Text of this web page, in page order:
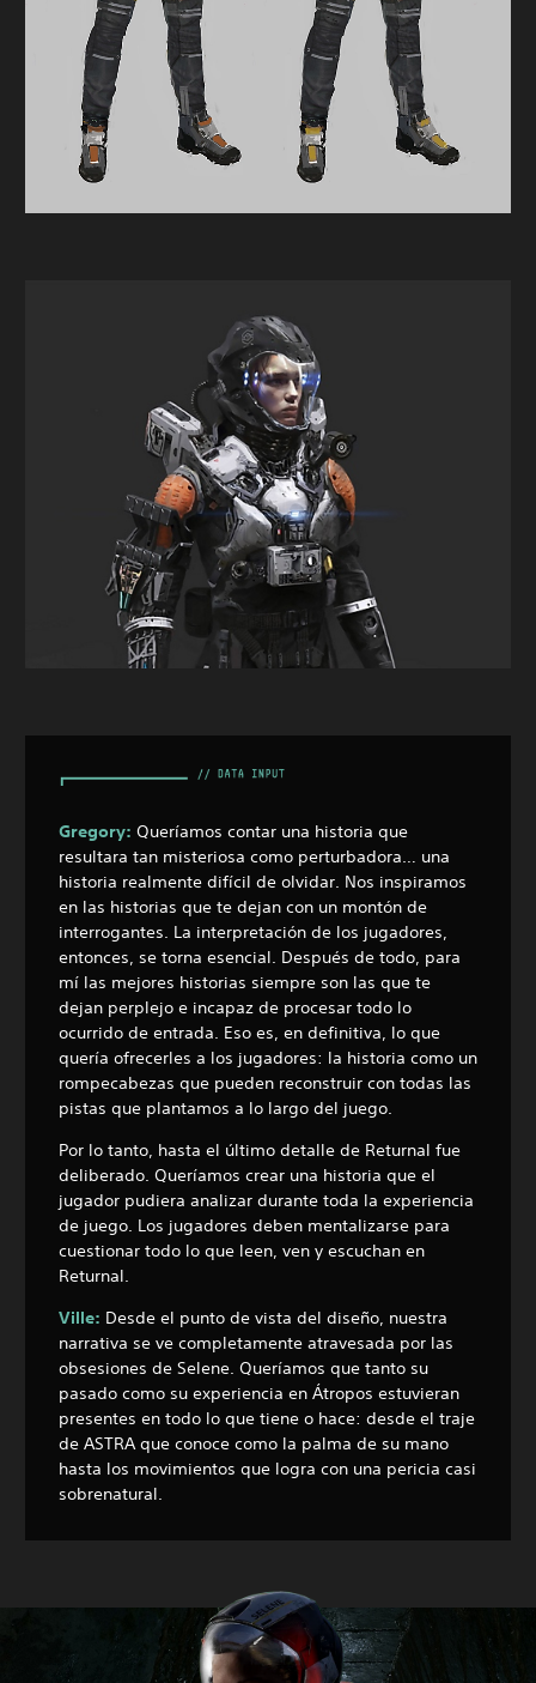
Gregory: Queríamos contar una historia que
resultara tan misteriosa como perturbadora… una
historia realmente difícil de olvidar. Nos inspiramos
en las historias que te dejan con un montón de
interrogantes. La interpretación de los jugadores,
entonces, se torna esencial. Después de todo, para
mí las mejores historias siempre son las que te
dejan perplejo e incapaz de procesar todo lo
ocurrido de entrada. Eso es, en definitiva, lo que
quería ofrecerles a los jugadores: la historia como un
rompecabezas que pueden reconstruir con todas las
pistas que plantamos a lo largo del juego.
Por lo tanto, hasta el último detalle de Returnal fue
deliberado. Queríamos crear una historia que el
jugador pudiera analizar durante toda la experiencia
de juego. Los jugadores deben mentalizarse para
cuestionar todo lo que leen, ven y escuchan en
Returnal.
Ville: Desde el punto de vista del diseño, nuestra
narrativa se ve completamente atravesada por las
obsesiones de Selene. Queríamos que tanto su
pasado como su experiencia en Átropos estuvieran
presentes en todo lo que tiene o hace: desde el traje
de ASTRA que conoce como la palma de su mano
hasta los movimientos que logra con una pericia casi
sobrenatural.